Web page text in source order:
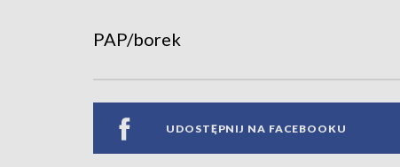
PAP/borek
UDOSTĘPNIJ NA FACEBOOKU